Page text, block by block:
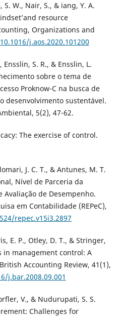
W., Nair, S., & iang, Y. A.
resource
Organizations and
j.aos.2020.101200
Ensslin, S. R., & Ensslin, L.
sobre o tema de
Proknow-C na busca de
desenvolvimento sustentável.
5(2), 47-62.
The exercise of control.
J. C. T., & Antunes, M. T.
Nível de Parceria da
Avaliação de Desempenho.
em Contabilidade (REPeC),
repec.v15i3.2897
E. P., Otley, D. T., & Stringer,
in management control: A
Accounting Review, 41(1),
j.bar.2008.09.001
V., & Nudurupati, S. S.
Challenges for